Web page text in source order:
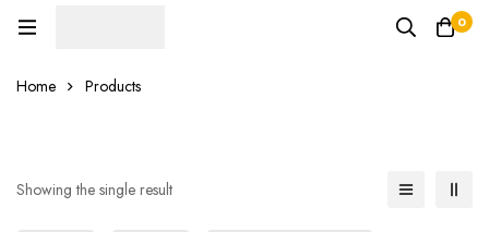
0
Home Products
Showing the single result